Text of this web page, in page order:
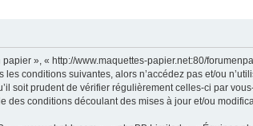
», « http://www.maquettes-papier.net:80/
conditions suivantes, alors n’accédez pas et/ou
soit prudent de vérifier régulièrement celles-ci par
des conditions découlant des mises à jour et/ou